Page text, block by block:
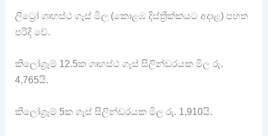
ලිට්‍රෝ ගෘහස්ථ ගෑස් මිල (කොළඹ දිස්ත්‍රික්කයට අදාළ) පහත
පරිදි වේ.
කිලෝග්‍රෑම් 12.5ක ගෘහස්ථ ගෑස් සිලින්ඩරයක මිල රු.
4,765යි.
කිලෝග්‍රෑම් 5ක ගෑස් සිලින්ඩරයක මිල රු. 1,910යි.